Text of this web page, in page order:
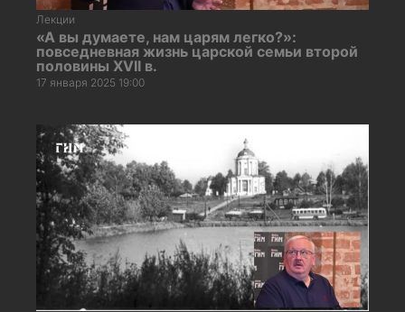
Лекции
«А вы думаете, нам царям легко?»:
повседневная жизнь царской семьи второй
половины XVII в.
17 января 2025 19:00